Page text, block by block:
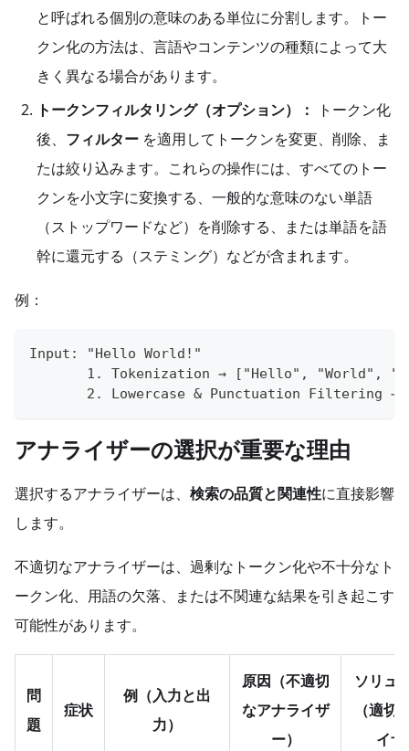
と呼ばれる個別の意味のある単位に分割します。トー
クン化の方法は、言語やコンテンツの種類によって大
きく異なる場合があります。
トークンフィルタリング（オプション）：
トークン化
後、 フィルター を適用してトークンを変更、削除、ま
たは絞り込みます。これらの操作には、すべてのトー
クンを小文字に変換する、一般的な意味のない単語
（ストップワードなど）を削除する、または単語を語
幹に還元する（ステミング）などが含まれます。
例：
Input: "Hello World!"
1. Tokenization → ["Hello", "World",
2. Lowercase & Punctuation Filtering →
アナライザーの選択が重要な理由
選択するアナライザーは、 検索の品質と関連性に直接影響
します。
不適切なアナライザーは、過剰なトークン化や不十分なト
ークン化、用語の欠落、または不関連な結果を引き起こす
可能性があります。
問
題
症状
例（入力と出
力）
原因（不適切
なアナライザ
ー）
ソリュ
（適切
イ